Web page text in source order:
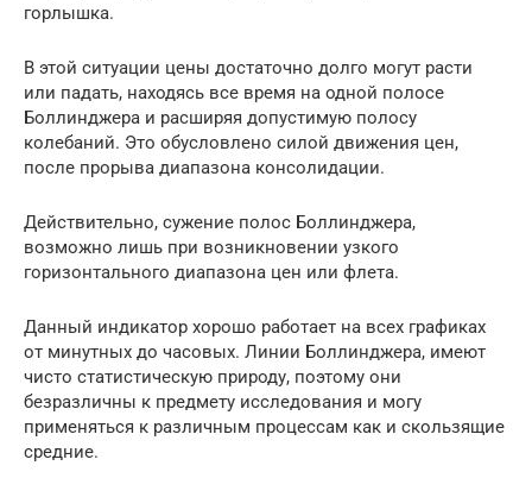
горлышка.
В этой ситуации цены достаточно долго могут расти
или падать, находясь все время на одной полосе
Боллинджера и расширяя допустимую полосу
колебаний. Это обусловлено силой движения цен,
после прорыва диапазона консолидации.
Действительно, сужение полос Боллинджера,
возможно лишь при возникновении узкого
горизонтального диапазона цен или флета.
Данный индикатор хорошо работает на всех графиках
от минутных до часовых. Линии Боллинджера, имеют
чисто статистическую природу, поэтому они
безразличны к предмету исследования и могу
применяться к различным процессам как и скользящие
средние.